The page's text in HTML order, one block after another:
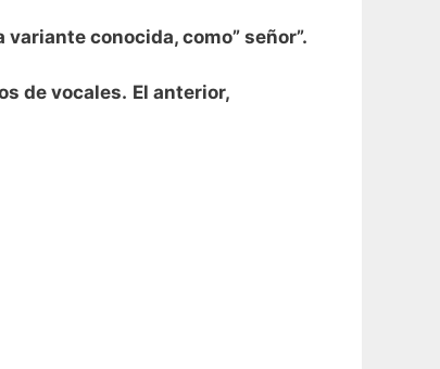
variante conocida, como” señor”.
de vocales. El anterior,